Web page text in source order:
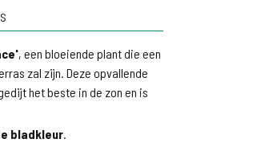
, een bloeiende plant die een
zal zijn. Deze opvallende
het beste in de zon en is
bladkleur.